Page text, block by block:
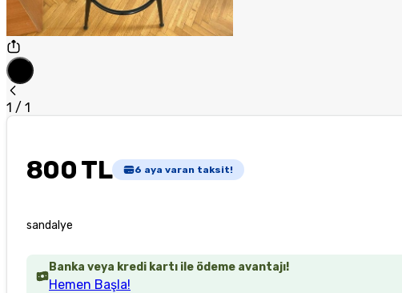
1 / 1
800 TL 6 aya varan taksit!
sandalye
Banka veya kredi kartı ile ödeme avantajı!
Hemen Başla!